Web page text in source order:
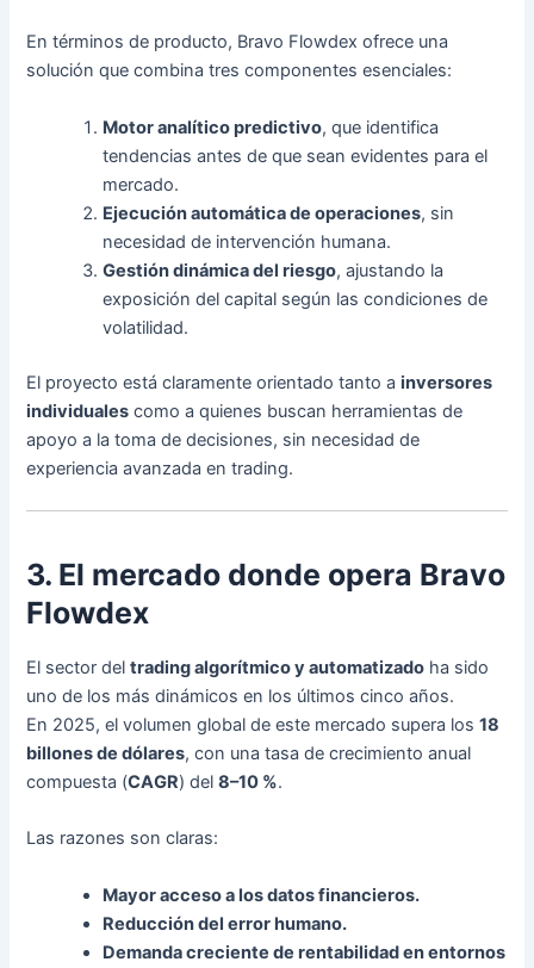
En términos de producto, Bravo Flowdex ofrece una
solución que combina tres componentes esenciales:
Motor analítico predictivo, que identifica
tendencias antes de que sean evidentes para el
mercado.
Ejecución automática de operaciones, sin
necesidad de intervención humana.
Gestión dinámica del riesgo, ajustando la
exposición del capital según las condiciones de
volatilidad.
El proyecto está claramente orientado tanto ainversores
individuales como a quienes buscan herramientas de
apoyo a la toma de decisiones, sin necesidad de
experiencia avanzada en trading.
3. El mercado donde opera Bravo
Flowdex
El sector deltrading algorítmico y automatizado ha sido
uno de los más dinámicos en los últimos cinco años.
En 2025, el volumen global de este mercado supera los18
billones de dólares, con una tasa de crecimiento anual
compuesta (CAGR) del8–10 %.
Las razones son claras:
Mayor acceso a los datos financieros.
Reducción del error humano.
Demanda creciente de rentabilidad en entornos